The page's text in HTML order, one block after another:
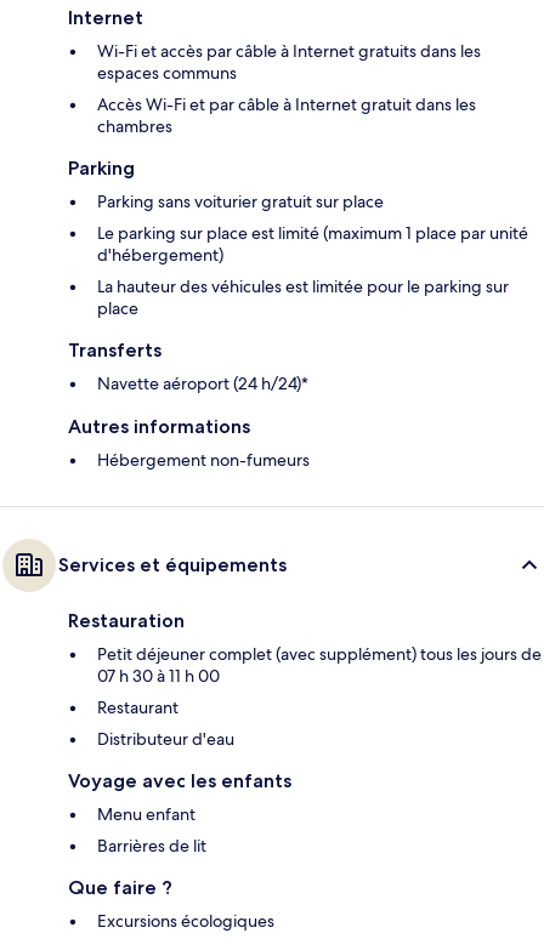
Internet
Wi-Fi et accès par câble à Internet gratuits dans les
espaces communs
Accès Wi-Fi et par câble à Internet gratuit dans les
chambres
Parking
Parking sans voiturier gratuit sur place
Le parking sur place est limité (maximum 1 place par unité
d'hébergement)
La hauteur des véhicules est limitée pour le parking sur
place
Transferts
Navette aéroport (24 h/24)*
Autres informations
Hébergement non-fumeurs
Services et équipements
Restauration
Petit déjeuner complet (avec supplément) tous les jours de
07 h 30 à 11 h 00
Restaurant
Distributeur d'eau
Voyage avec les enfants
Menu enfant
Barrières de lit
Que faire ?
Excursions écologiques